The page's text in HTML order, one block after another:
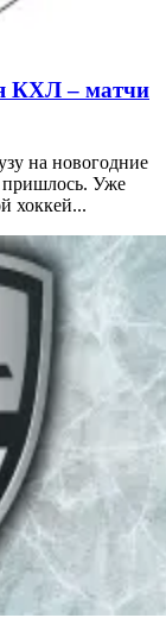
КХЛ – матчи
на новогодние
пришлось. Уже
хоккей...